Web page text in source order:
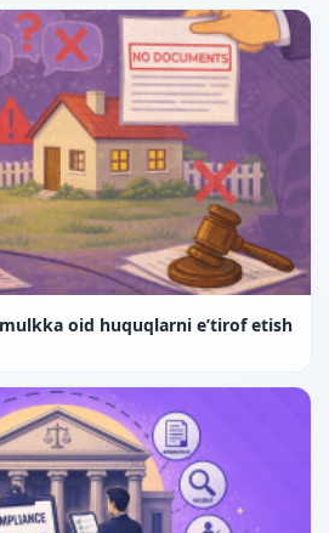
oid huquqlarni e’tirof etish